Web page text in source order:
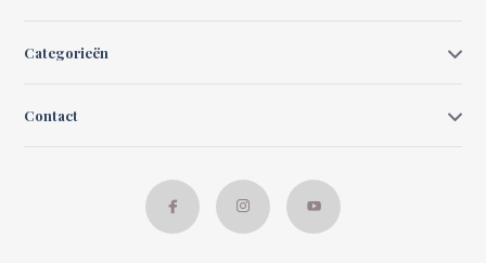
Categorieën
Contact